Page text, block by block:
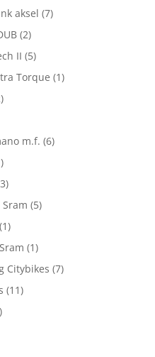
aksel (7)
(2)
II (5)
Torque (1)
m.f. (6)
(5)
(1)
(1)
Citybikes (7)
(11)